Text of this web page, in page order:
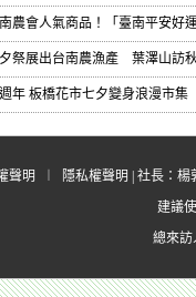
農會人氣商品！「臺南平安好
祭展出台南農漁產 葉澤山訪
年 板橋花市七夕變身浪漫市集
聲明 隱私權聲明 | 社長：
建議
總來訪